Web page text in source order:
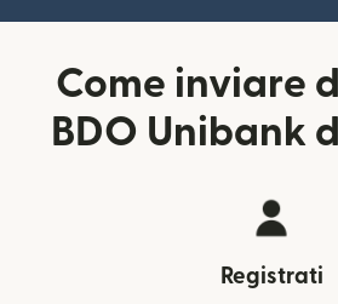
Come inviare
BDO Unibank
Registrati